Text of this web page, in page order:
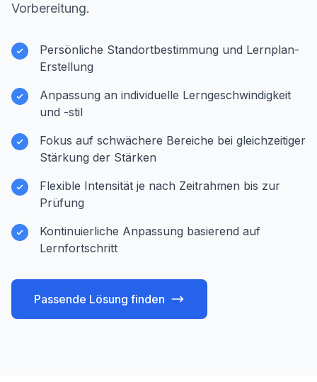
Vorbereitung.
Persönliche Standortbestimmung und Lernplan-
Erstellung
Anpassung an individuelle Lerngeschwindigkeit
und -stil
Fokus auf schwächere Bereiche bei gleichzeitiger
Stärkung der Stärken
Flexible Intensität je nach Zeitrahmen bis zur
Prüfung
Kontinuierliche Anpassung basierend auf
Lernfortschritt
Passende Lösung finden